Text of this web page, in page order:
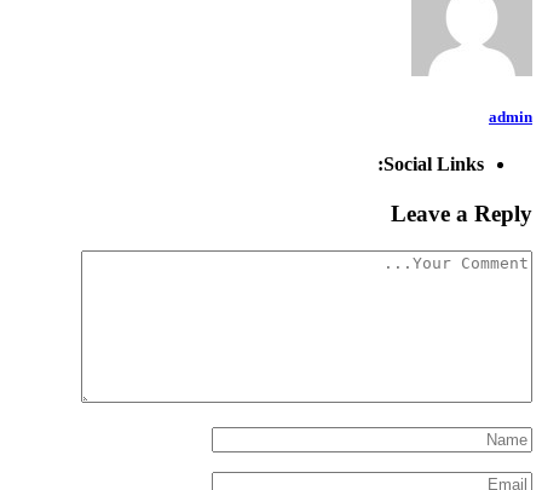
admin
Social Links:
Leave a Reply